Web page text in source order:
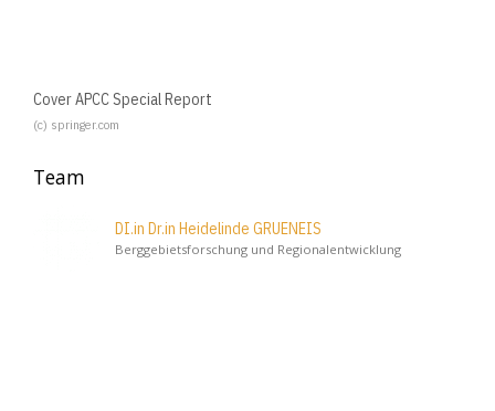
Cover APCC Special Report
(c) springer.com
Team
DI.in Dr.in Heidelinde GRUENEIS
Berggebietsforschung und Regionalentwicklung